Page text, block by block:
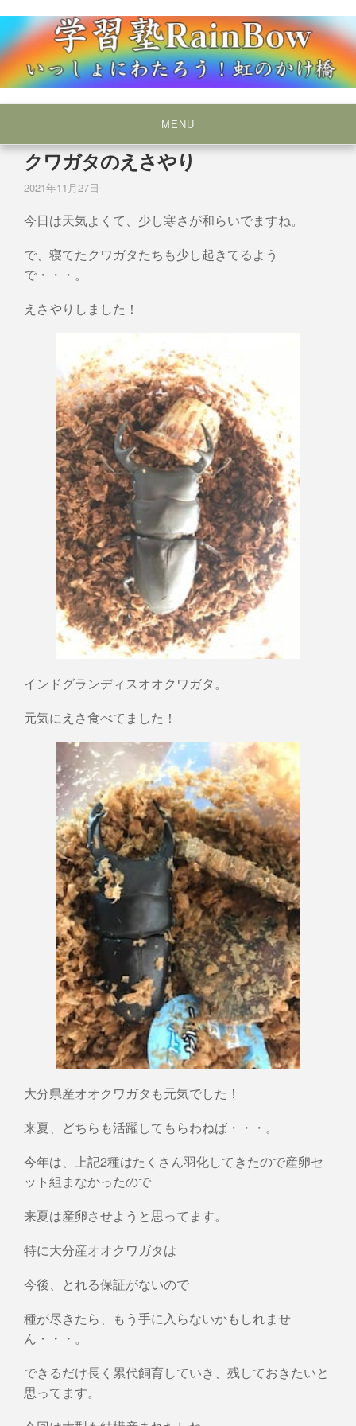
to
content
学習塾RainBow
MENU
クワガタのえさやり
2021年11月27日
今日は天気よくて、少し寒さが和らいでますね。
で、寝てたクワガタたちも少し起きてるよう
で・・・。
えさやりしました！
インドグランディスオオクワガタ。
元気にえさ食べてました！
大分県産オオクワガタも元気でした！
来夏、どちらも活躍してもらわねば・・・。
今年は、上記2種はたくさん羽化してきたので産卵セ
ット組まなかったので
来夏は産卵させようと思ってます。
特に大分産オオクワガタは
今後、とれる保証がないので
種が尽きたら、もう手に入らないかもしれませ
ん・・・。
できるだけ長く累代飼育していき、残しておきたいと
思ってます。